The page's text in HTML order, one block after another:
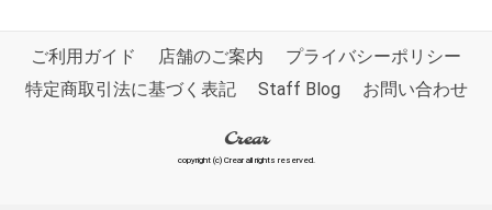
ご利用ガイド 店舗のご案内
プライバシーポリシー
特定商取引法に基づく表記
Staff Blog お問い合わせ
Crear
copyright (c) Crear all rights reserved.